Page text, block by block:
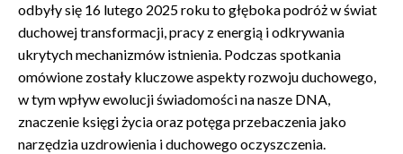
odbyły się 16 lutego 2025 roku to głęboka podróż w świat
duchowej transformacji, pracy z energią i odkrywania
ukrytych mechanizmów istnienia. Podczas spotkania
omówione zostały kluczowe aspekty rozwoju duchowego,
w tym wpływ ewolucji świadomości na nasze DNA,
znaczenie księgi życia oraz potęga przebaczenia jako
narzędzia uzdrowienia i duchowego oczyszczenia.